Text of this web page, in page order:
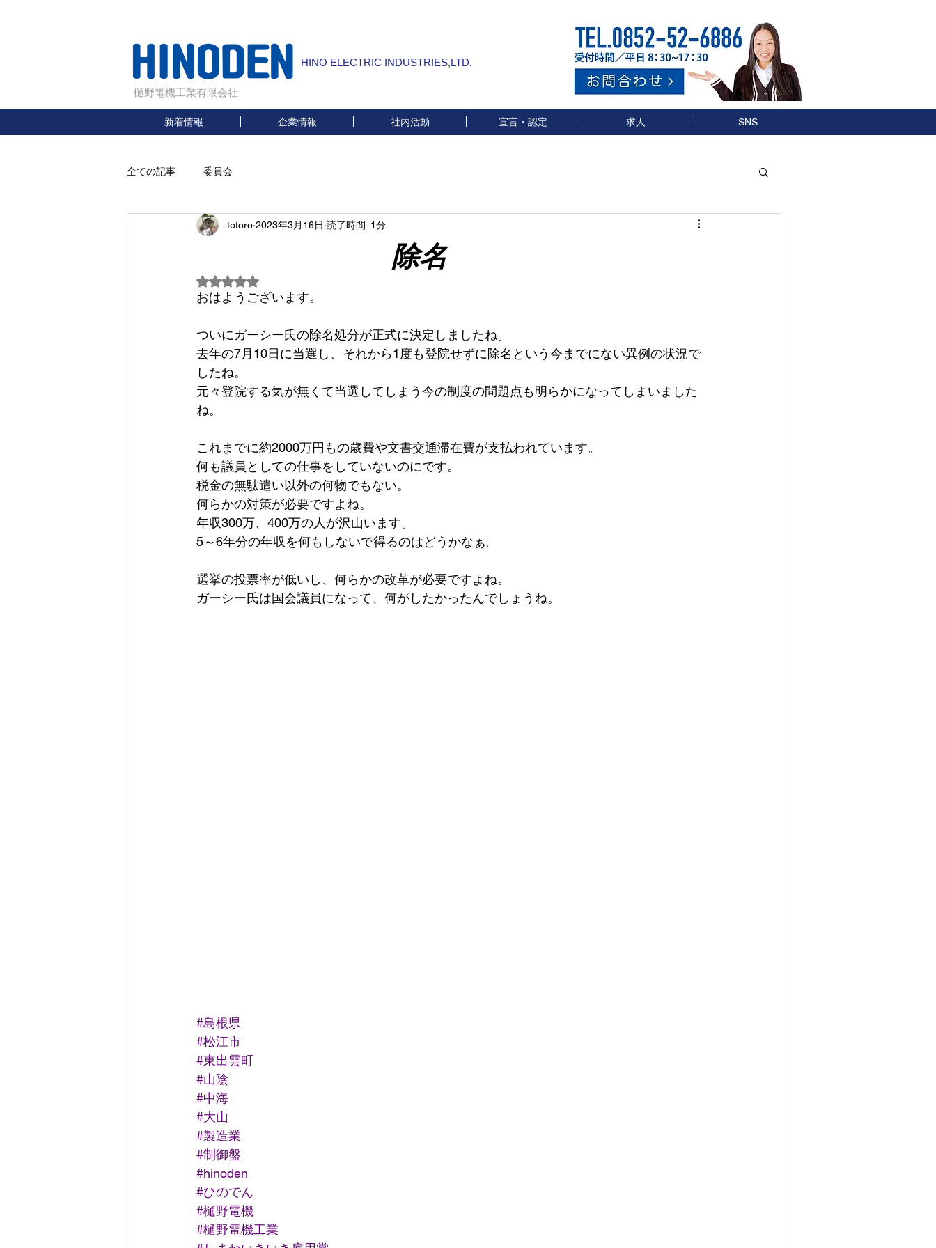
樋野電機工業有限会社
HINO ELECTRIC INDUSTRIES,LTD.
新着情報 企業情報 社内活動 宣言・認定 求人 SNS
全ての記事 委員会
除名
totoro 2023年3月16日 読了時間: 1分
5つ星のうちNaNと評価されています。
おはようございます。
ついにガーシー氏の除名処分が正式に決定しましたね。
去年の7月10日に当選し、それから1度も登院せずに除名という今までにない異例の状況で
したね。
元々登院する気が無くて当選してしまう今の制度の問題点も明らかになってしまいました
ね。
これまでに約2000万円もの歳費や文書交通滞在費が支払われています。
何も議員としての仕事をしていないのにです。
税金の無駄遣い以外の何物でもない。
何らかの対策が必要ですよね。
年収300万、400万の人が沢山います。
5～6年分の年収を何もしないで得るのはどうかなぁ。
選挙の投票率が低いし、何らかの改革が必要ですよね。
ガーシー氏は国会議員になって、何がしたかったんでしょうね。
#島根県
#松江市
#東出雲町
#山陰
#中海
#大山
#製造業
#制御盤
#hinoden
#ひのでん
#樋野電機
#樋野電機工業